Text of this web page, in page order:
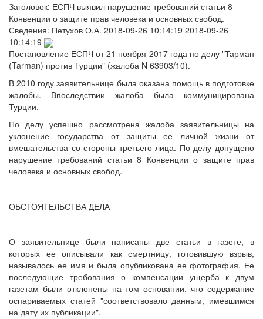
Заголовок: ЕСПЧ выявил нарушение требований статьи 8
Конвенции о защите прав человека и основных свобод.
Сведения: Петухов О.А. 2018-09-26 10:14:19 2018-09-26
10:14:19
Постановление ЕСПЧ от 21 ноября 2017 года по делу "Тарман
(Tarman) против Турции" (жалоба N 63903/10).
В 2010 году заявительнице была оказана помощь в подготовке
жалобы. Впоследствии жалоба была коммуницирована
Турции.
По делу успешно рассмотрена жалоба заявительницы на
уклонение государства от защиты ее личной жизни от
вмешательства со стороны третьего лица. По делу допущено
нарушение требований статьи 8 Конвенции о защите прав
человека и основных свобод.
ОБСТОЯТЕЛЬСТВА ДЕЛА
О заявительнице были написаны две статьи в газете, в
которых ее описывали как смертницу, готовившую взрыв,
называлось ее имя и была опубликована ее фотография. Ее
последующие требования о компенсации ущерба к двум
газетам были отклонены на том основании, что содержание
оспариваемых статей "соответствовало данным, имевшимся
на дату их публикации".